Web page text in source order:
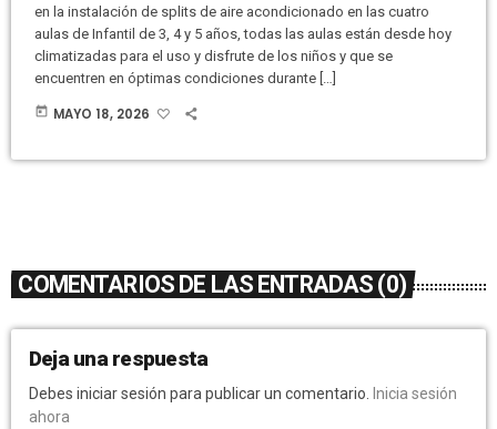
en la instalación de splits de aire acondicionado en las cuatro
aulas de Infantil de 3, 4 y 5 años, todas las aulas están desde hoy
climatizadas para el uso y disfrute de los niños y que se
encuentren en óptimas condiciones durante […]
today MAYO 18, 2026
COMENTARIOS DE LAS ENTRADAS (0)
Deja una respuesta
Debes iniciar sesión para publicar un comentario.
Inicia sesión
ahora